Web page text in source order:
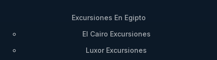
Excursiones En Egipto
El Cairo Excursiones
Luxor Excursiones